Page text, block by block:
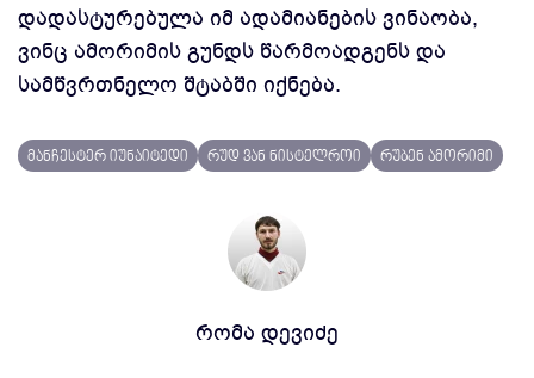
დადასტურებულა იმ ადამიანების ვინაობა,
ვინც ამორიმის გუნდს წარმოადგენს და
სამწვრთნელო შტაბში იქნება.
მანჩესტერ იუნაიტედი რუდ ვან ნისტელროი რუბენ ამორიმი
რომა დევიძე